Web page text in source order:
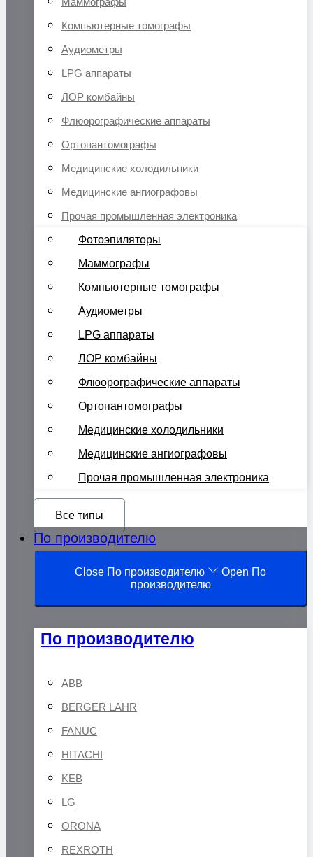
Компьютерные томографы
Аудиометры
LPG аппараты
ЛОР комбайны
Флюорографические аппараты
Ортопантомографы
Медицинские холодильники
Медицинские ангиографовы
Прочая промышленная электроника
Фотоэпиляторы
Маммографы
Компьютерные томографы
Аудиометры
LPG аппараты
ЛОР комбайны
Флюорографические аппараты
Ортопантомографы
Медицинские холодильники
Медицинские ангиографовы
Прочая промышленная электроника
Все типы
По производителю
Close По производителю
Open По
производителю
По производителю
ABB
BERGER LAHR
FANUC
HITACHI
KEB
LG
ORONA
REXROTH